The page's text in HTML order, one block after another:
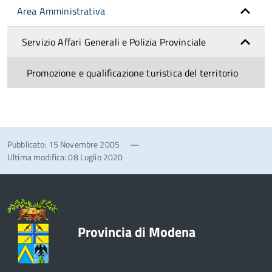
Area Amministrativa
Servizio Affari Generali e Polizia Provinciale
Promozione e qualificazione turistica del territorio
Pubblicato: 15 Novembre 2005
—
Ultima modifica: 08 Luglio 2020
Provincia di Modena